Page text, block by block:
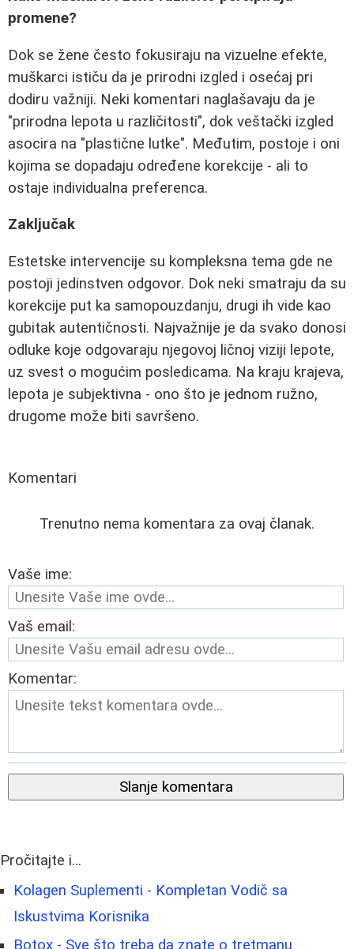
promene?
Dok se žene često fokusiraju na vizuelne efekte,
muškarci ističu da je prirodni izgled i osećaj pri
dodiru važniji. Neki komentari naglašavaju da je
"prirodna lepota u različitosti", dok veštački izgled
asocira na "plastične lutke". Međutim, postoje i oni
kojima se dopadaju određene korekcije - ali to
ostaje individualna preferenca.
Zaključak
Estetske intervencije su kompleksna tema gde ne
postoji jedinstven odgovor. Dok neki smatraju da su
korekcije put ka samopouzdanju, drugi ih vide kao
gubitak autentičnosti. Najvažnije je da svako donosi
odluke koje odgovaraju njegovoj ličnoj viziji lepote,
uz svest o mogućim posledicama. Na kraju krajeva,
lepota je subjektivna - ono što je jednom ružno,
drugome može biti savršeno.
Komentari
Trenutno nema komentara za ovaj članak.
Vaše ime:
Vaš email:
Komentar:
Slanje komentara
Pročitajte i...
Kolagen Suplementi - Kompletan Vodič sa
Iskustvima Korisnika
Botox - Sve što treba da znate o tretmanu